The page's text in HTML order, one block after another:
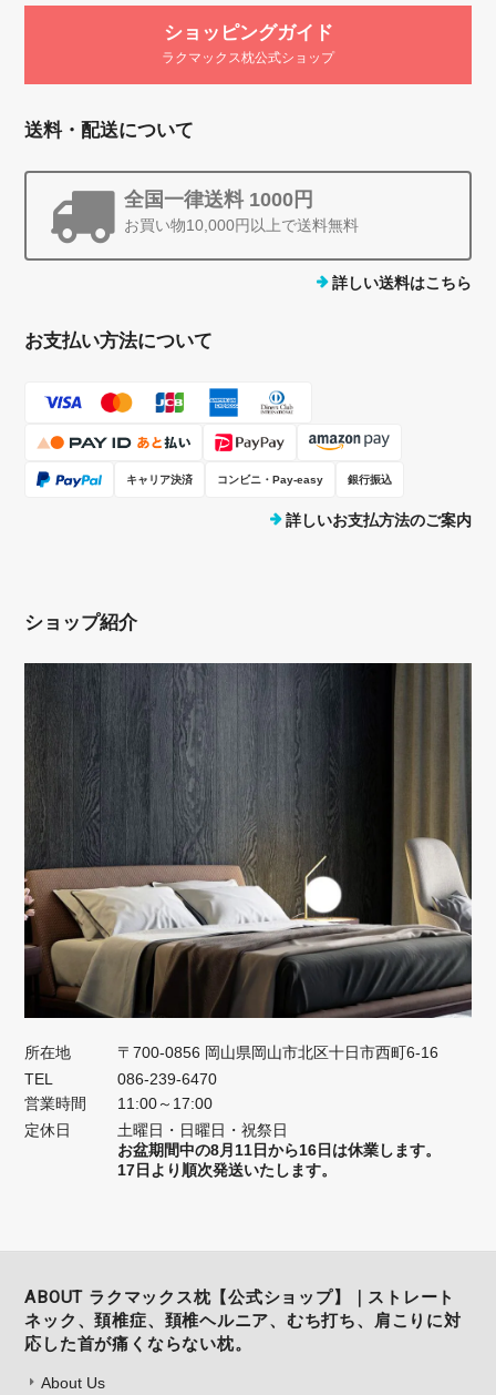
ショッピングガイド
ラクマックス枕公式ショップ
送料・配送について
全国一律送料 1000円
お買い物10,000円以上で送料無料
詳しい送料はこちら
お支払い方法について
キャリア決済 コンビニ・Pay-easy 銀行振込
詳しいお支払方法のご案内
ショップ紹介
所在地
〒700-0856 岡山県岡山市北区十日市西町6-16
TEL
086-239-6470
営業時間
11:00～17:00
定休日
土曜日・日曜日・祝祭日
お盆期間中の8月11日から16日は休業します。
17日より順次発送いたします。
ABOUT ラクマックス枕【公式ショップ】｜ストレート
ネック、頚椎症、頚椎ヘルニア、むち打ち、肩こりに対
応した首が痛くならない枕。
About Us